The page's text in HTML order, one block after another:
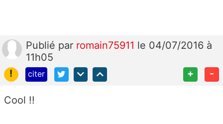
Publié par romain75911 le 04/07/2016 à
11h05
!
citer + -
Cool !!